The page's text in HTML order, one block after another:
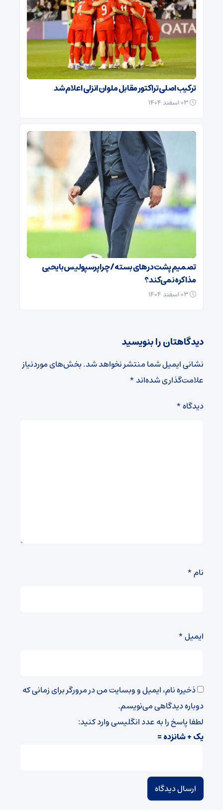
ترکیب اصلی تراکتور مقابل ملوان انزلی اعلام شد
تصمیم پشت در‌های بسته / چرا پرسپولیس با یحیی
مذاکره نمی‌کند؟
دیدگاهتان را بنویسید
نشانی ایمیل شما منتشر نخواهد شد.بخش‌های موردنیاز
علامت‌گذاری شده‌اند*
دیدگاه*
نام*
ایمیل*
ذخیره نام، ایمیل و وبسایت من در مرورگر برای زمانی که
دوباره دیدگاهی می‌نویسم.
لطفا پاسخ را به عدد انگلیسی وارد کنید:
یک + شانزده =